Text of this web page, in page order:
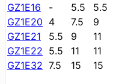
GZ1E16
- 5.5 5.5
GZ1E20 4 7.5 9
GZ1E21
5.5 9 11
GZ1E22 5.5 11 11
GZ1E32 7.5 15 15